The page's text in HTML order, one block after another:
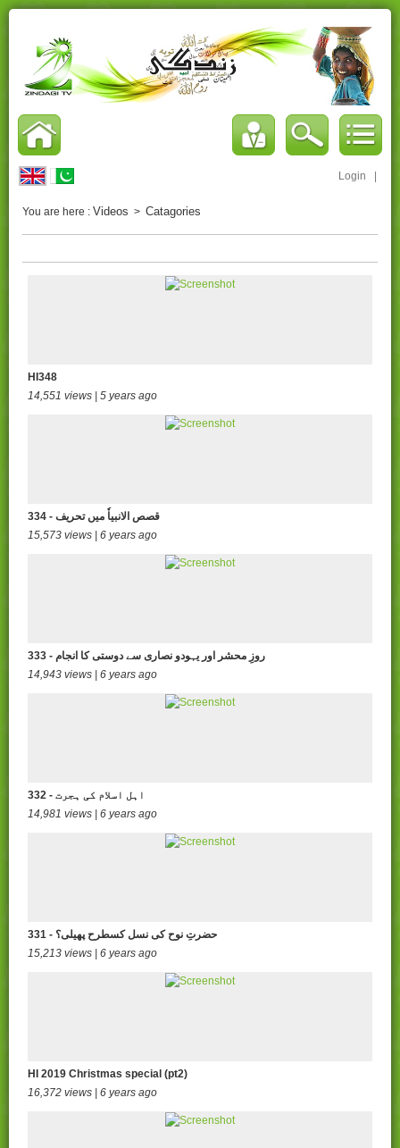
Login
You are here : Videos > Catagories
HI348
14,551 views | 5 years ago
334 - قصص الانبیاٗ میں تحریف
15,573 views | 6 years ago
333 - روزِ محشر اور یہودو نصاری سے دوستی کا انجام
14,943 views | 6 years ago
332 - اہل اسلام کی ہجرت
14,981 views | 6 years ago
331 - حضرتِ نوح کی نسل کسطرح پھیلی؟
15,213 views | 6 years ago
HI 2019 Christmas special (pt2)
16,372 views | 6 years ago